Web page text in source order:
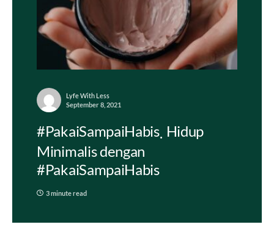
Lyfe With Less
September 8, 2021
#PakaiSampaiHabis Hidup
Minimalis dengan
#PakaiSampaiHabis
3 minute read